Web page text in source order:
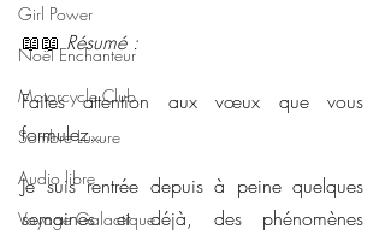
Girl Power
Noël Enchanteur
Motorcycle Club
Sombre Luxure
Audio libre
Voyage Galactique
📖📖 Résumé :
Faites attention aux vœux que vous
formulez…
Je suis rentrée depuis à peine quelques
semaines et déjà, des phénomènes